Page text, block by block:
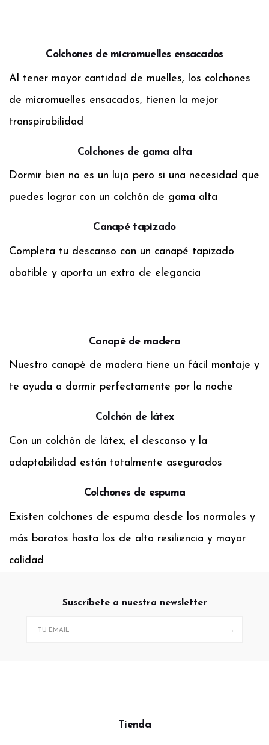
Colchones de micromuelles ensacados
Al tener mayor cantidad de muelles, los colchones
de micromuelles ensacados, tienen la mejor
transpirabilidad
Colchones de gama alta
Dormir bien no es un lujo pero si una necesidad que
puedes lograr con un colchón de gama alta
Canapé tapizado
Completa tu descanso con un canapé tapizado
abatible y aporta un extra de elegancia
Canapé de madera
Nuestro canapé de madera tiene un fácil montaje y
te ayuda a dormir perfectamente por la noche
Colchón de látex
Con un colchón de látex, el descanso y la
adaptabilidad están totalmente asegurados
Colchones de espuma
Existen colchones de espuma desde los normales y
más baratos hasta los de alta resiliencia y mayor
calidad
Suscríbete a nuestra newsletter
→
Tienda